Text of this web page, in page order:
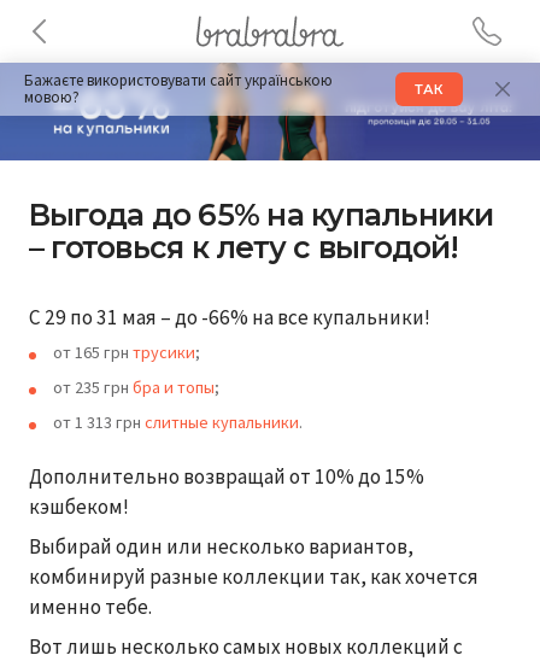
Бажаєте використовувати сайт українською
мовою?
ТАК
Выгода до 65% на купальники
– готовься к лету с выгодой!
С 29 по 31 мая – до -66% на все купальники!
от 165 грн трусики;
от 235 грн бра и топы;
от 1 313 грн слитные купальники.
Дополнительно возвращай от 10% до 15%
кэшбеком!
Выбирай один или несколько вариантов,
комбинируй разные коллекции так, как хочется
именно тебе.
Вот лишь несколько самых новых коллекций с